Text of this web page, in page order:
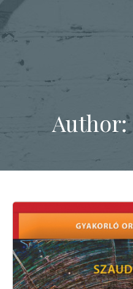
Skip
content
Author: